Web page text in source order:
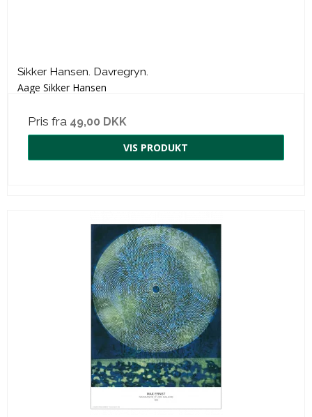
Sikker Hansen. Davregryn.
Aage Sikker Hansen
Pris fra 49,00 DKK
VIS PRODUKT